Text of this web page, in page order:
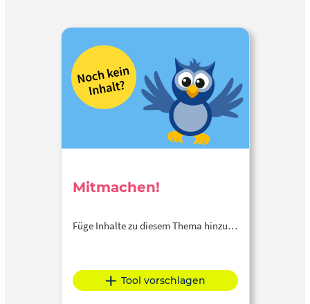
Mitmachen!
Füge Inhalte zu diesem Thema hinzu…
Tool vorschlagen